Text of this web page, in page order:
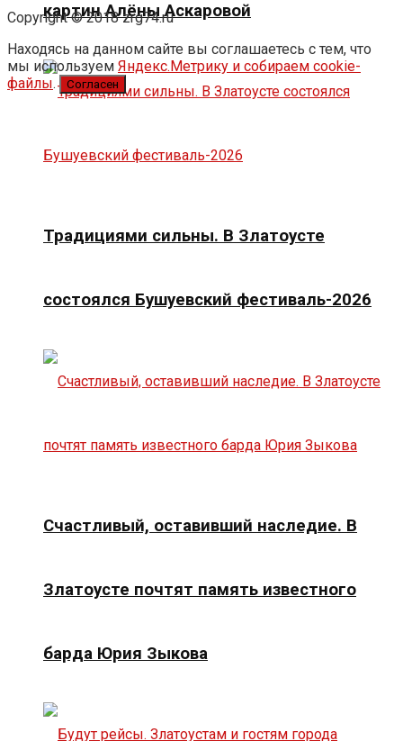
картин Алёны Аскаровой
Традициями сильны. В Златоусте
состоялся Бушуевский фестиваль-2026
Счастливый, оставивший наследие. В
Златоусте почтят память известного
барда Юрия Зыкова
Copyright © 2018 zrg74.ru
Находясь на данном сайте вы соглашаетесь с тем, что
мы используем Яндекс.Метрику и собираем cookie-
файлы. Согласен